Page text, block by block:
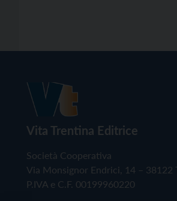
Vita Trentina Editrice
Società Cooperativa
Via Monsignor Endrici, 14 – 38122
P.IVA e C.F. 00199960220